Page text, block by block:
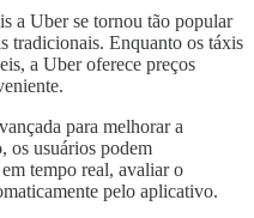
a Uber se tornou tão popular
tradicionais. Enquanto os táxis
a Uber oferece preços
para melhorar a
os usuários podem
tempo real, avaliar o
pelo aplicativo.